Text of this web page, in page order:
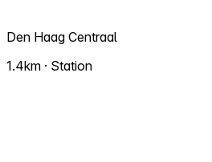
Den Haag Centraal
1.4km · Station